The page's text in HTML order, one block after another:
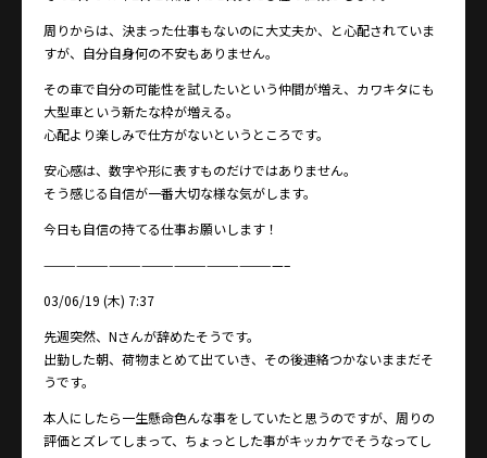
周りからは、決まった仕事もないのに大丈夫か、と心配されていま
すが、自分自身何の不安もありません。
その車で自分の可能性を試したいという仲間が増え、カワキタにも
大型車という新たな枠が増える。
心配より楽しみで仕方がないというところです。
安心感は、数字や形に表すものだけではありません。
そう感じる自信が一番大切な様な気がします。
今日も自信の持てる仕事お願いします！
——————————————————————–
03/06/19 (木) 7:37
先週突然、Nさんが辞めたそうです。
出勤した朝、荷物まとめて出ていき、その後連絡つかないままだそ
うです。
本人にしたら一生懸命色んな事をしていたと思うのですが、周りの
評価とズレてしまって、ちょっとした事がキッカケでそうなってし